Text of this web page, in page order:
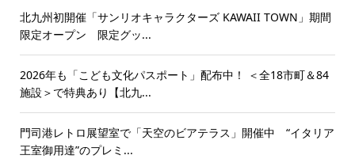
北九州初開催「サンリオキャラクターズ KAWAII TOWN」期間
限定オープン 限定グッ...
2026年も「こども文化パスポート」配布中！ ＜全18市町＆84
施設＞で特典あり【北九...
門司港レトロ展望室で「天空のビアテラス」開催中 “イタリア
王室御用達”のプレミ...